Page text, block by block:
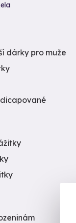
dárky pro muže